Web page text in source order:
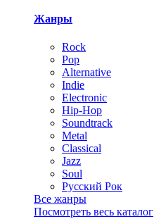
Жанры
Rock
Pop
Alternative
Indie
Electronic
Hip-Hop
Soundtrack
Metal
Classical
Jazz
Soul
Русский Рок
Все жанры
Посмотреть весь каталог